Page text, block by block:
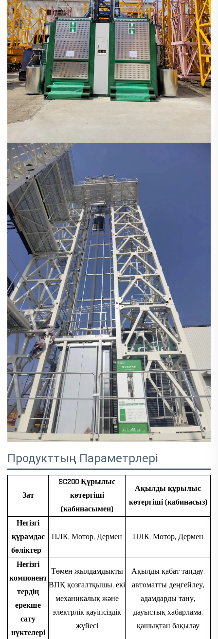
Продукттың Параметрлері
Зат
SC200 Құрылыс
көтергіші
(кабинасымен)
Ақылды құрылыс
көтергіші (кабинасыз)
Негізгі
құрамдас
бөліктер
ПЛК, Мотор, Дермен ПЛК, Мотор, Дермен
Негізгі
компонент
тердің
ерекше
сату
нүктелері
Төмен жылдамдықты
ВПҚ қозғалтқышы, екі
механикалық және
электрлік қауіпсіздік
жүйесі
Ақылды қабат таңдау,
автоматты деңгейлеу,
адамдарды тану,
дауыстық хабарлама,
қашықтан бақылау